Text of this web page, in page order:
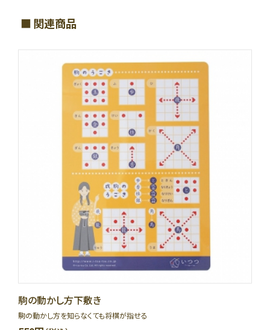
関連商品
駒の動かし方下敷き
駒の動かし方を知らなくても将棋が指せる